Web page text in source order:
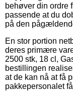
behøver din ordre
passende at du
på den
En stor portion
deres primære
2500 stk, 18 cl,
bestillingen
at de kan nå at få
pakkepersonalet